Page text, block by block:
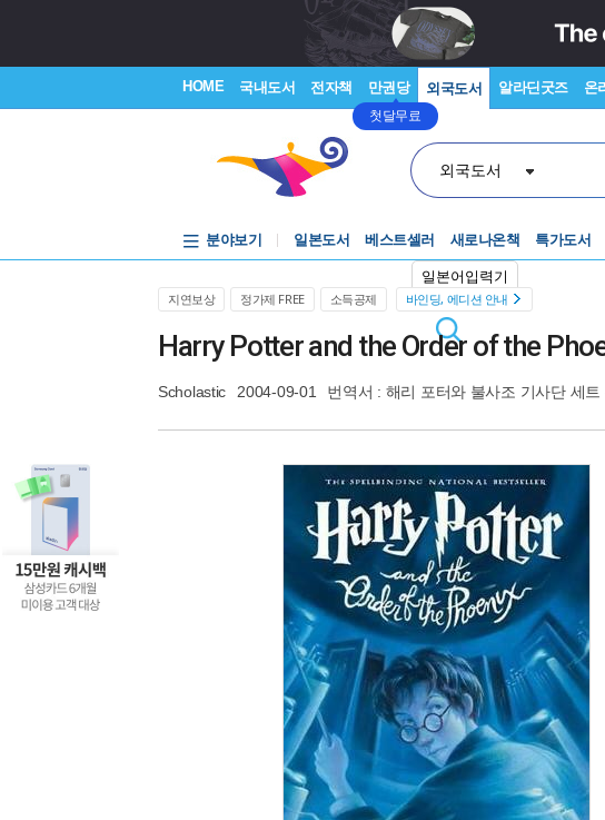
HOME 국내도서 전자책 만권당
첫달무료
외국도서 알라딘굿즈 온
외국도서
일본어입력기
분야보기 일본도서 베스트셀러 새로나온책 특가도서
지연보상 정가제 FREE 소득공제 바인딩, 에디션 안내
Harry Potter and the Order of the
Scholastic 2004-09-01 번역서 : 해리 포터와 불사조 기사단 세